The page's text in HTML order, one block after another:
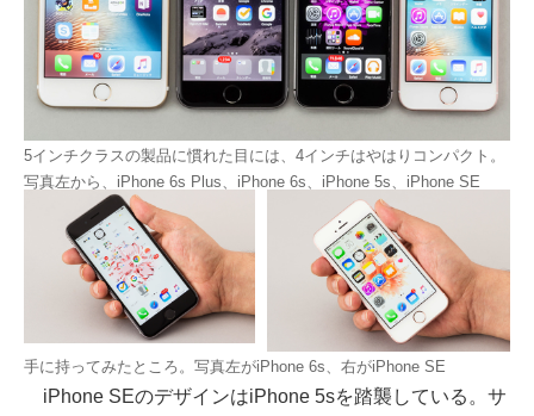
5インチクラスの製品に慣れた目には、4インチはやはりコンパクト。
写真左から、iPhone 6s Plus、iPhone 6s、iPhone 5s、iPhone SE
手に持ってみたところ。写真左がiPhone 6s、右がiPhone SE
iPhone SEのデザインはiPhone 5sを踏襲している。サ